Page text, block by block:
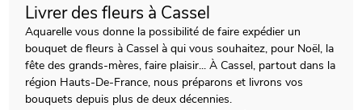
Livrer des fleurs à Cassel
Aquarelle vous donne la possibilité de faire expédier un
bouquet de fleurs à Cassel à qui vous souhaitez, pour Noël, la
fête des grands-mères, faire plaisir... À Cassel, partout dans la
région Hauts-De-France, nous préparons et livrons vos
bouquets depuis plus de deux décennies.